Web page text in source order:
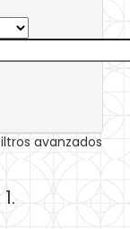
avanzados